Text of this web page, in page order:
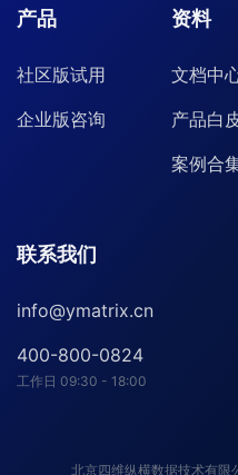
产品
社区版试用
企业版咨询
资料
文档中
产品白
案例合
联系我们
info@ymatrix.cn
400-800-0824
工作日 09:30 - 18:00
北京四维纵横数据技术有